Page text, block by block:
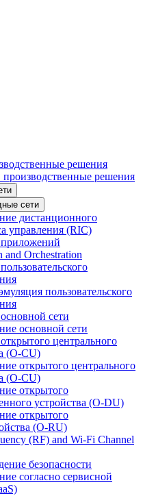
решения
решения
сети
дистанционного
управления (RIC)
and Orchestration
пользовательского
сети
основной сети
центрального
(O-CU)
открытого центрального
(O-CU)
открытого
устройства (O-DU)
открытого
(O-RU)
(RF) and Wi-Fi Channel
безопасности
согласно сервисной